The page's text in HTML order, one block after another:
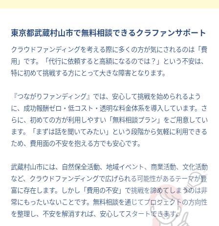
東京都武蔵村山市で無料相談できるクラファンサポート
クラウドファンディングを考える際に多くの方が気にされるのは「費
用」です。「代行に依頼すると高額になるのでは？」という不安は、
特に初めて挑戦する方にとって大きな障害となります。
『つながりファンディング』では、安心して挑戦を始められるよう
に、成功報酬ゼロ・低コスト・透明な料金体系を導入しています。さ
らに、初めての方が利用しやすい「無料相談プラン」をご用意してい
ます。「まずは話を聞いてみたい」という段階から気軽に利用できる
ため、費用面の不安を抱える方でも安心です。
武蔵村山市には、自然保全活動、地域イベント、商業活動、文化活動
など、クラウドファンディングで広げられる可能性があるテーマが豊
富に存在します。しかし「費用の不安」で挑戦を諦めてしまうのは非
常にもったいないことです。無料相談を通じてプロジェクトの方向性
を整理し、不安を解消すれば、安心してスタートできます。